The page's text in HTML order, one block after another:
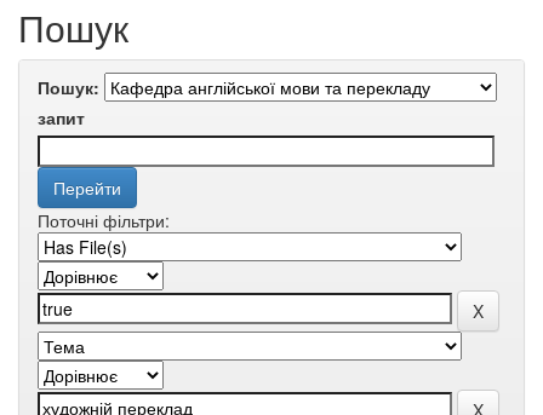
Пошук
Пошук:
запит
Поточні фільтри: